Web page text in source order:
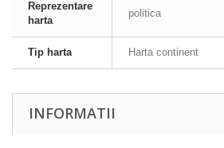
Reprezentare
harta
politica
Tip harta Harta continent
INFORMATII